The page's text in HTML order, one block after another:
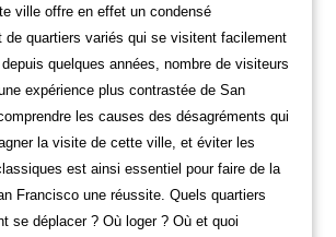
ville offre en effet un condensé
de quartiers variés qui se visitent facilement
quelques années, nombre de visiteurs
expérience plus contrastée de San
les causes des désagréments qui
la visite de cette ville, et éviter les
est ainsi essentiel pour faire de la
Francisco une réussite. Quels quartiers
se déplacer ? Où loger ? Où et quoi